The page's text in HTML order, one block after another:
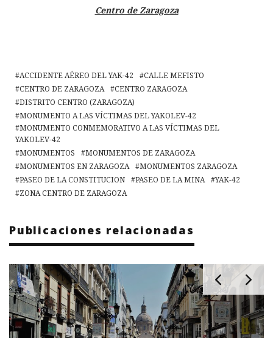
Centro de Zaragoza
ACCIDENTE AÉREO DEL YAK-42
CALLE MEFISTO
CENTRO DE ZARAGOZA
CENTRO ZARAGOZA
DISTRITO CENTRO (ZARAGOZA)
MONUMENTO A LAS VÍCTIMAS DEL YAKOLEV-42
MONUMENTO CONMEMORATIVO A LAS VÍCTIMAS DEL
YAKOLEV-42
MONUMENTOS
MONUMENTOS DE ZARAGOZA
MONUMENTOS EN ZARAGOZA
MONUMENTOS ZARAGOZA
PASEO DE LA CONSTITUCION
PASEO DE LA MINA
YAK-42
ZONA CENTRO DE ZARAGOZA
Publicaciones relacionadas